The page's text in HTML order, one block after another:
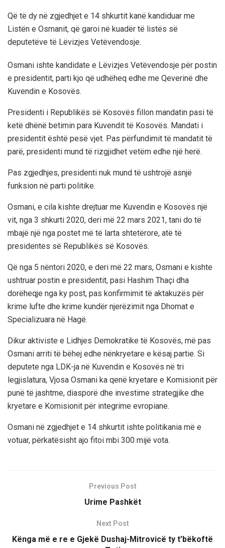
Që të dy në zgjedhjet e 14 shkurtit kanë kandiduar me
Listën e Osmanit, që garoi në kuadër të listës së
deputetëve të Lëvizjes Vetëvendosje.
Osmani ishte kandidate e Lëvizjes Vetëvendosje për postin
e presidentit, parti kjo që udhëheq edhe me Qeverinë dhe
Kuvendin e Kosovës.
Presidenti i Republikës së Kosovës fillon mandatin pasi të
ketë dhënë betimin para Kuvendit të Kosovës. Mandati i
presidentit është pesë vjet. Pas përfundimit të mandatit të
parë, presidenti mund të rizgjidhet vetëm edhe një herë.
Pas zgjedhjes, presidenti nuk mund të ushtrojë asnjë
funksion në parti politike.
Osmani, e cila kishte drejtuar me Kuvendin e Kosovës një
vit, nga 3 shkurti 2020, deri më 22 mars 2021, tani do të
mbajë një nga postet më të larta shtetërore, atë të
presidentes së Republikës së Kosovës.
Që nga 5 nëntori 2020, e deri më 22 mars, Osmani e kishte
ushtruar postin e presidentit, pasi Hashim Thaçi dha
dorëheqje nga ky post, pas konfirmimit të aktakuzës për
krime lufte dhe krime kundër njerëzimit nga Dhomat e
Specializuara në Hagë.
Dikur aktiviste e Lidhjes Demokratike të Kosovës, më pas
Osmani arriti të bëhej edhe nënkryetare e kësaj partie. Si
deputete nga LDK-ja në Kuvendin e Kosovës në tri
legjislatura, Vjosa Osmani ka qenë kryetare e Komisionit për
punë të jashtme, diasporë dhe investime strategjike dhe
kryetare e Komisionit për integrime evropiane.
Osmani në zgjedhjet e 14 shkurtit ishte politikania më e
votuar, përkatësisht ajo fitoi mbi 300 mijë vota.
Previous Post
Urime Pashkët
Next Post
Kënga më e re e Gjekë Dushaj-Mitrovicë ty t’bëkoftë